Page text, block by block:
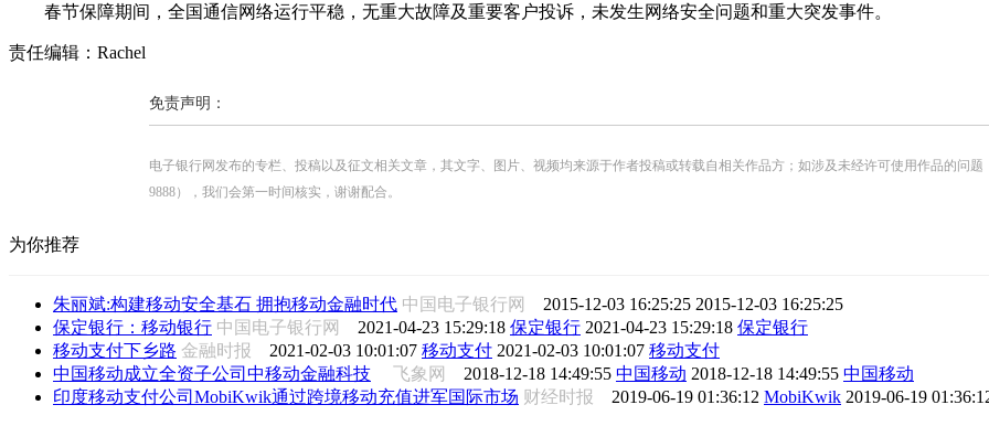
春节保障期间，全国通信网络运行平稳，无重大故障及重要客户投诉，未发生网络安全问题和重大突发事件。
责任编辑：Rachel
免责声明：
电子银行网发布的专栏、投稿以及征文相关文章，其文字、图片、视频均来源于作者投稿或转载自相关作品方；如涉及未经许可使用作品的问题
9888），我们会第一时间核实，谢谢配合。
为你推荐
朱丽斌:构建移动安全基石 拥抱移动金融时代 中国电子银行网 2015-12-03 16:25:25 2015-12-03 16:25:25
保定银行：移动银行 中国电子银行网 2021-04-23 15:29:18 保定银行 2021-04-23 15:29:18 保定银行
移动支付下乡路 金融时报 2021-02-03 10:01:07 移动支付 2021-02-03 10:01:07 移动支付
中国移动成立全资子公司中移动金融科技
飞象网 2018-12-18 14:49:55 中国移动 2018-12-18 14:49:55 中国移动
印度移动支付公司MobiKwik通过跨境移动充值进军国际市场 财经时报 2019-06-19 01:36:12 MobiKwik 2019-06-19